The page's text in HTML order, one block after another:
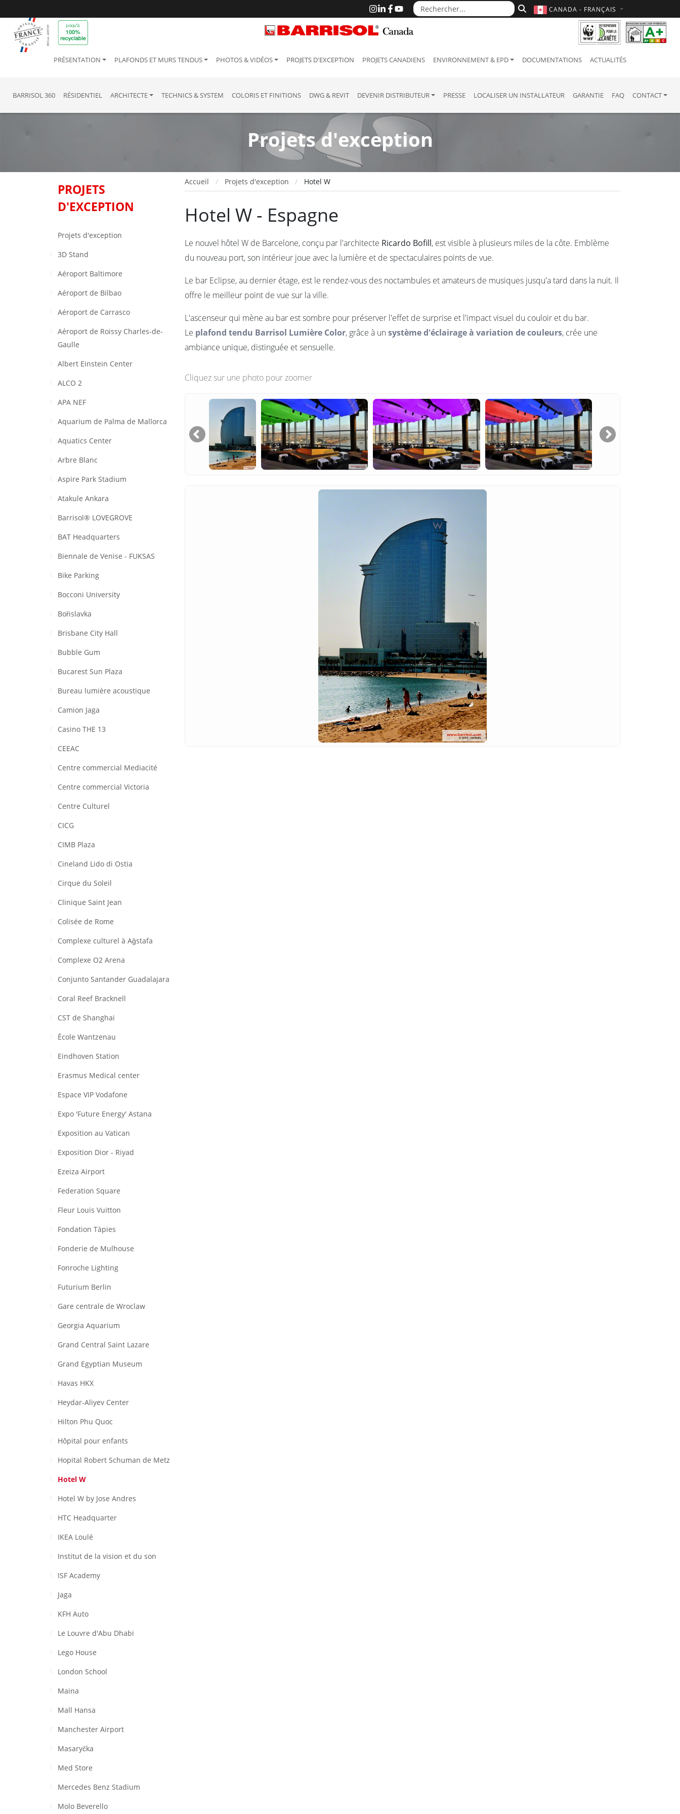
CANADA - FRANÇAIS
PRÉSENTATION PLAFONDS ET MURS TENDUS PHOTOS & VIDÉOS PROJETS D'EXCEPTION PROJETS CANADIENS ENVIRONNEMENT & EPD DOCUMENTATIONS ACTUALITÉS
BARRISOL 360 RÉSIDENTIEL ARCHITECTE TECHNICS & SYSTEM COLORIS ET FINITIONS DWG & REVIT DEVENIR DISTRIBUTEUR PRESSE LOCALISER UN INSTALLATEUR GARANTIE FAQ CONTACT
Projets d'exception
PROJETS
D'EXCEPTION
Projets d'exception
3D Stand
Aéroport Baltimore
Aéroport de Bilbao
Aéroport de Carrasco
Aéroport de Roissy Charles-de-
Gaulle
Albert Einstein Center
ALCO 2
APA NEF
Aquarium de Palma de Mallorca
Aquatics Center
Arbre Blanc
Aspire Park Stadium
Atakule Ankara
Barrisol® LOVEGROVE
BAT Headquarters
Biennale de Venise - FUKSAS
Bike Parking
Bocconi University
Bořislavka
Brisbane City Hall
Bubble Gum
Bucarest Sun Plaza
Bureau lumière acoustique
Camion Jaga
Casino THE 13
CEEAC
Centre commercial Mediacité
Centre commercial Victoria
Centre Culturel
CICG
CIMB Plaza
Cineland Lido di Ostia
Cirque du Soleil
Clinique Saint Jean
Colisée de Rome
Complexe culturel à Aǧstafa
Complexe O2 Arena
Conjunto Santander Guadalajara
Coral Reef Bracknell
CST de Shanghai
École Wantzenau
Eindhoven Station
Erasmus Medical center
Espace VIP Vodafone
Expo 'Future Energy' Astana
Exposition au Vatican
Exposition Dior - Riyad
Ezeiza Airport
Federation Square
Fleur Louis Vuitton
Fondation Tàpies
Fonderie de Mulhouse
Fonroche Lighting
Futurium Berlin
Gare centrale de Wroclaw
Georgia Aquarium
Grand Central Saint Lazare
Grand Egyptian Museum
Havas HKX
Heydar-Aliyev Center
Hilton Phu Quoc
Hôpital pour enfants
Hopital Robert Schuman de Metz
Hotel W
Hotel W by Jose Andres
HTC Headquarter
IKEA Loulé
Institut de la vision et du son
ISF Academy
Jaga
KFH Auto
Le Louvre d'Abu Dhabi
Lego House
London School
Maina
Mall Hansa
Manchester Airport
Masaryčka
Med Store
Mercedes Benz Stadium
Molo Beverello
Accueil Projets d'exception Hotel W
Hotel W - Espagne
Le nouvel hôtel W de Barcelone, conçu par l'architecte Ricardo Bofill, est visible à plusieurs miles de la côte. Emblème
du nouveau port, son intérieur joue avec la lumière et de spectaculaires points de vue.
Le bar Eclipse, au dernier étage, est le rendez-vous des noctambules et amateurs de musiques jusqu'a tard dans la nuit. Il
offre le meilleur point de vue sur la ville.
L'ascenseur qui mène au bar est sombre pour préserver l'effet de surprise et l'impact visuel du couloir et du bar.
Le plafond tendu Barrisol Lumière Color, grâce à unsystème d'éclairage à variation de couleurs, crée une
ambiance unique, distinguée et sensuelle.
Cliquez sur une photo pour zoomer